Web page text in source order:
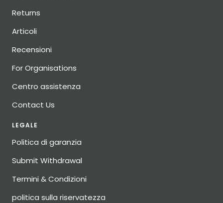
Returns
Articoli
Recensioni
For Organisations
Centro assistenza
Contact Us
LEGALE
Politica di garanzia
Submit Withdrawal
Termini & Condizioni
politica sulla riservatezza